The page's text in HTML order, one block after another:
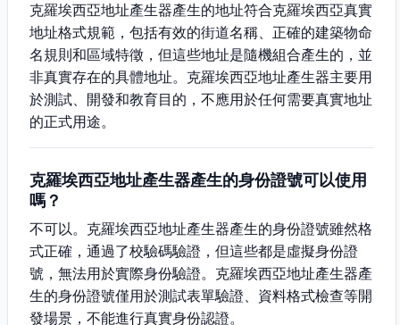
克羅埃西亞地址產生器產生的地址符合克羅埃西亞真實
地址格式規範，包括有效的街道名稱、正確的建築物命
名規則和區域特徵，但這些地址是隨機組合產生的，並
非真實存在的具體地址。克羅埃西亞地址產生器主要用
於測試、開發和教育目的，不應用於任何需要真實地址
的正式用途。
克羅埃西亞地址產生器產生的身份證號可以使用
嗎？
不可以。克羅埃西亞地址產生器產生的身份證號雖然格
式正確，通過了校驗碼驗證，但這些都是虛擬身份證
號，無法用於實際身份驗證。克羅埃西亞地址產生器產
生的身份證號僅用於測試表單驗證、資料格式檢查等開
發場景，不能進行真實身份認證。